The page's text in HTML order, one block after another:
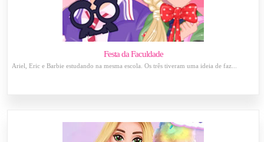
Festa da Faculdade
Ariel, Eric e Barbie estudando na mesma escola. Os três tiveram uma ideia de faz...